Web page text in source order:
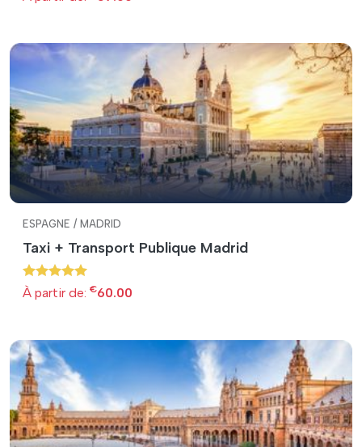
ESPAGNE / MADRID
Taxi + Transport Publique Madrid
À partir de: €60.00